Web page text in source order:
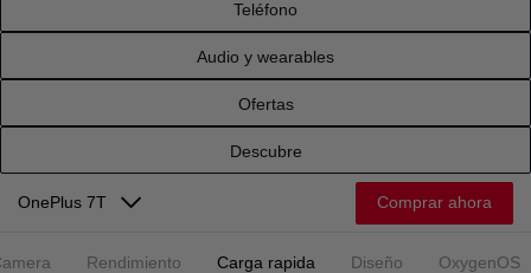
Teléfono
Audio y wearables
Ofertas
Descubre
OnePlus 7T Comprar ahora
Rendimiento Carga rapida Diseño OxygenOS